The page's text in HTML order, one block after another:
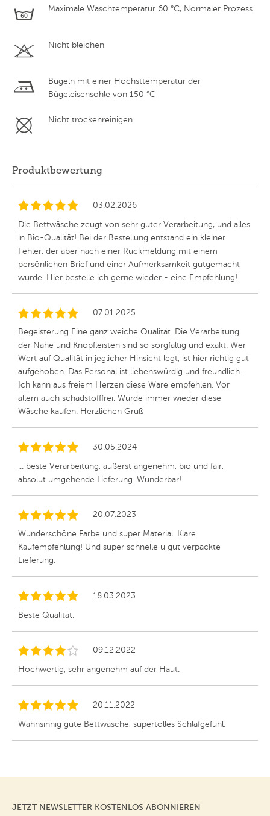
Maximale Waschtemperatur 60 °C, Normaler Prozess
Nicht bleichen
Bügeln mit einer Höchsttemperatur der
Bügeleisensohle von 150 °C
Nicht trockenreinigen
Produktbewertung
03.02.2026
Die Bettwäsche zeugt von sehr guter Verarbeitung, und alles
in Bio-Qualität! Bei der Bestellung entstand ein kleiner
Fehler, der aber nach einer Rückmeldung mit einem
persönlichen Brief und einer Aufmerksamkeit gutgemacht
wurde. Hier bestelle ich gerne wieder - eine Empfehlung!
07.01.2025
Begeisterung Eine ganz weiche Qualität. Die Verarbeitung
der Nähe und Knopfleisten sind so sorgfältig und exakt. Wer
Wert auf Qualität in jeglicher Hinsicht legt, ist hier richtig gut
aufgehoben. Das Personal ist liebenswürdig und freundlich.
Ich kann aus freiem Herzen diese Ware empfehlen. Vor
allem auch schadstofffrei. Würde immer wieder diese
Wäsche kaufen. Herzlichen Gruß
30.05.2024
... beste Verarbeitung, äußerst angenehm, bio und fair,
absolut umgehende Lieferung. Wunderbar!
20.07.2023
Wunderschöne Farbe und super Material. Klare
Kaufempfehlung! Und super schnelle u gut verpackte
Lieferung.
18.03.2023
Beste Qualität.
09.12.2022
Hochwertig, sehr angenehm auf der Haut.
20.11.2022
Wahnsinnig gute Bettwäsche, supertolles Schlafgefühl.
JETZT NEWSLETTER KOSTENLOS ABONNIEREN